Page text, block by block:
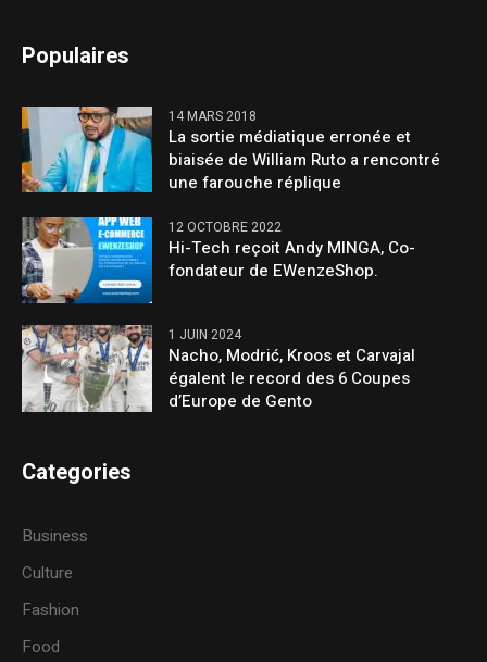
Populaires
14 MARS 2018
La sortie médiatique erronée et
biaisée de William Ruto a rencontré
une farouche réplique
12 OCTOBRE 2022
Hi-Tech reçoit Andy MINGA, Co-
fondateur de EWenzeShop.
1 JUIN 2024
Nacho, Modrić, Kroos et Carvajal
égalent le record des 6 Coupes
d’Europe de Gento
Categories
Business
Culture
Fashion
Food